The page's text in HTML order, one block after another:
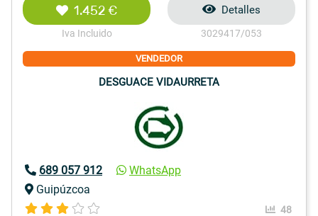
1.452 €
Iva Incluido
Detalles
3029417/053
VENDEDOR
DESGUACE VIDAURRETA
689 057 912
WhatsApp
Guipúzcoa
48